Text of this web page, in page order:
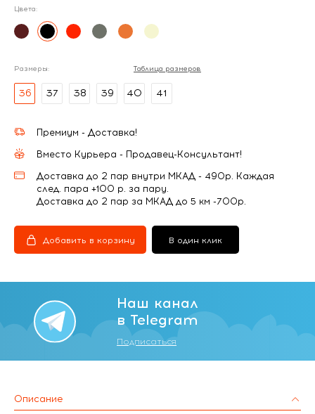
Цвета:
Размеры: Таблица размеров
36 37 38 39 40 41
Премиум - Доставка!
Вместо Курьера - Продавец-Консультант!
Доставка до 2 пар внутри МКАД - 490р. Каждая
след. пара +100 р. за пару.
Доставка до 2 пар за МКАД до 5 км -700р.
Добавить в корзину В один клик
Наш канал
в Telegram
Подписаться
Описание